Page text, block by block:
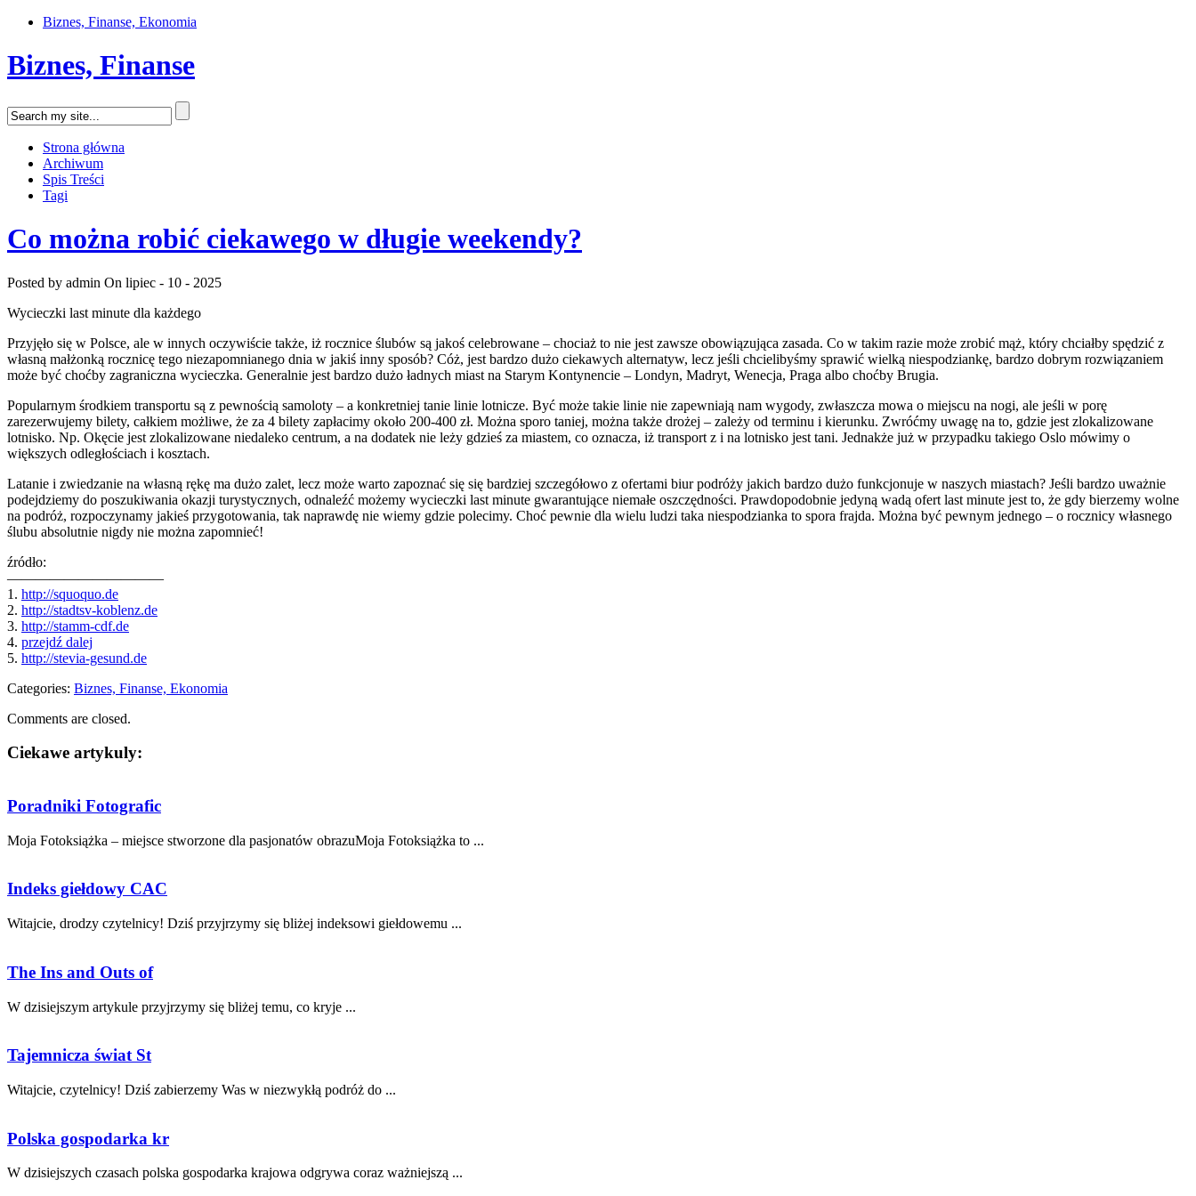
Biznes, Finanse, Ekonomia
Biznes, Finanse
Strona główna
Archiwum
Spis Treści
Tagi
Co można robić ciekawego w długie weekendy?
Posted by admin On lipiec - 10 - 2025
Wycieczki last minute dla każdego
Przyjęło się w Polsce, ale w innych oczywiście także, iż rocznice ślubów są jakoś celebrowane – chociaż to nie jest zawsze obowiązująca zasada. Co w takim razie może zrobić mąż, który chciałby spędzić z
własną małżonką rocznicę tego niezapomnianego dnia w jakiś inny sposób? Cóż, jest bardzo dużo ciekawych alternatyw, lecz jeśli chcielibyśmy sprawić wielką niespodziankę, bardzo dobrym rozwiązaniem
może być choćby zagraniczna wycieczka. Generalnie jest bardzo dużo ładnych miast na Starym Kontynencie – Londyn, Madryt, Wenecja, Praga albo choćby Brugia.
Popularnym środkiem transportu są z pewnością samoloty – a konkretniej tanie linie lotnicze. Być może takie linie nie zapewniają nam wygody, zwłaszcza mowa o miejscu na nogi, ale jeśli w porę
zarezerwujemy bilety, całkiem możliwe, że za 4 bilety zapłacimy około 200-400 zł. Można sporo taniej, można także drożej – zależy od terminu i kierunku. Zwróćmy uwagę na to, gdzie jest zlokalizowane
lotnisko. Np. Okęcie jest zlokalizowane niedaleko centrum, a na dodatek nie leży gdzieś za miastem, co oznacza, iż transport z i na lotnisko jest tani. Jednakże już w przypadku takiego Oslo mówimy o
większych odległościach i kosztach.
Latanie i zwiedzanie na własną rękę ma dużo zalet, lecz może warto zapoznać się się bardziej szczegółowo z ofertami biur podróży jakich bardzo dużo funkcjonuje w naszych miastach? Jeśli bardzo uważnie
podejdziemy do poszukiwania okazji turystycznych, odnaleźć możemy wycieczki last minute gwarantujące niemałe oszczędności. Prawdopodobnie jedyną wadą ofert last minute jest to, że gdy bierzemy wolne
na podróż, rozpoczynamy jakieś przygotowania, tak naprawdę nie wiemy gdzie polecimy. Choć pewnie dla wielu ludzi taka niespodzianka to spora frajda. Można być pewnym jednego – o rocznicy własnego
ślubu absolutnie nigdy nie można zapomnieć!
źródło:
———————————
1. http://squoquo.de
2. http://stadtsv-koblenz.de
3. http://stamm-cdf.de
4. przejdź dalej
5. http://stevia-gesund.de
Categories: Biznes, Finanse, Ekonomia
Comments are closed.
Ciekawe artykuly:
Poradniki Fotografic
Moja Fotoksiążka – miejsce stworzone dla pasjonatów obrazuMoja Fotoksiążka to ...
Indeks giełdowy CAC
Witajcie, drodzy czytelnicy! Dziś przyjrzymy się bliżej indeksowi giełdowemu ...
The Ins and Outs of
W dzisiejszym⁤ artykule przyjrzymy się bliżej temu, co kryje ...
Tajemnicza świat St
Witajcie, czytelnicy! Dziś zabierzemy Was w‍ niezwykłą podróż do ...
Polska gospodarka kr
W dzisiejszych czasach ​polska ‍gospodarka ‌krajowa odgrywa coraz ważniejszą ...